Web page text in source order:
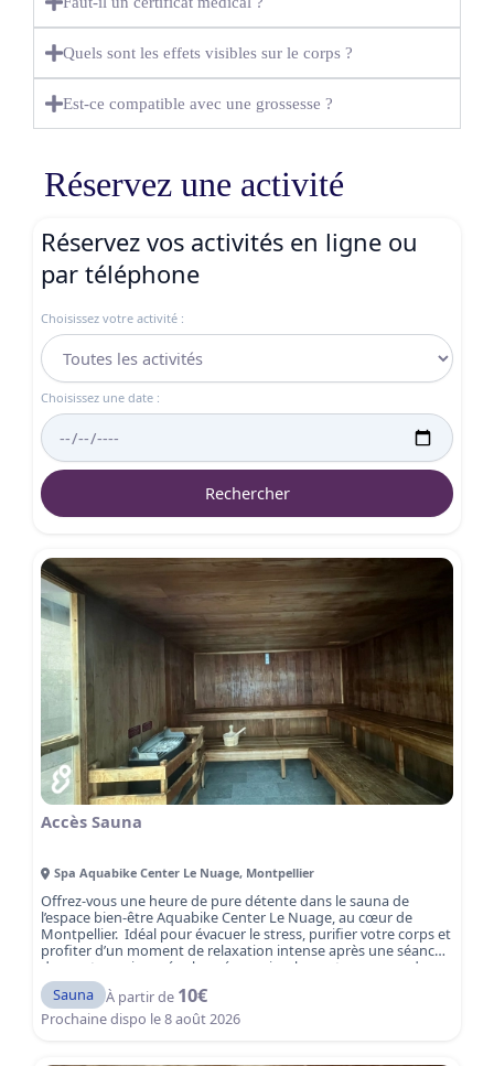
Quels sont les effets visibles sur le corps ?
Est-ce compatible avec une grossesse ?
Réservez une activité
Réservez vos activités en ligne ou
par téléphone
Choisissez votre activité :
Choisissez une date :
Rechercher
Accès Sauna
Spa Aquabike Center Le Nuage, Montpellier
Offrez-vous une heure de pure détente dans le sauna de
l’espace bien-être Aquabike Center Le Nuage, au cœur de
Montpellier. Idéal pour évacuer le stress, purifier votre corps et
profiter d’un moment de relaxation intense après une séance
de sport, une journée chargée ou simplement pour prendre
soin de vous. Le sauna vous plonge dans une atmosphère
apaisante et revitalisante.
séance sauna mixte et plongez dans une heure de sérénité et
de détente à Montpellier.
Sauna À partir de 10€
Prochaine dispo le8 août 2026